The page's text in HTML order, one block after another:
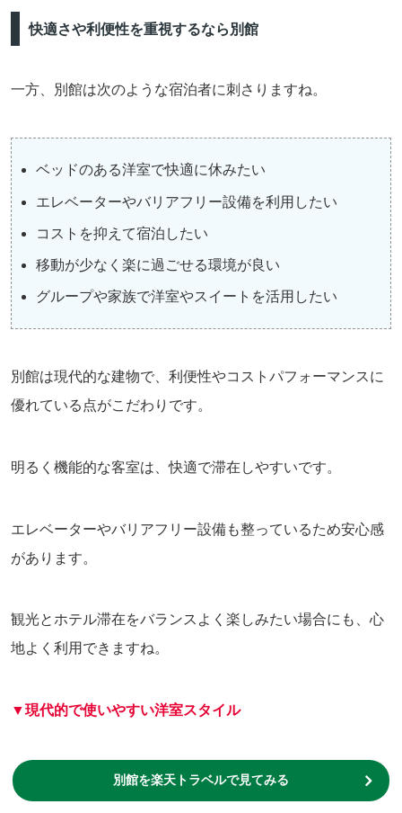
快適さや利便性を重視するなら別館
一方、別館は次のような宿泊者に刺さりますね。
ベッドのある洋室で快適に休みたい
エレベーターやバリアフリー設備を利用したい
コストを抑えて宿泊したい
移動が少なく楽に過ごせる環境が良い
グループや家族で洋室やスイートを活用したい
別館は現代的な建物で、利便性やコストパフォーマンスに
優れている点がこだわりです。
明るく機能的な客室は、快適で滞在しやすいです。
エレベーターやバリアフリー設備も整っているため安心感
があります。
観光とホテル滞在をバランスよく楽しみたい場合にも、心
地よく利用できますね。
▼現代的で使いやすい洋室スタイル
別館を楽天トラベルで見てみる